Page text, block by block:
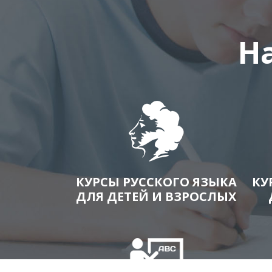
КУРСЫ РУССКОГО ЯЗЫКА
ДЛЯ ДЕТЕЙ И ВЗРОСЛЫХ